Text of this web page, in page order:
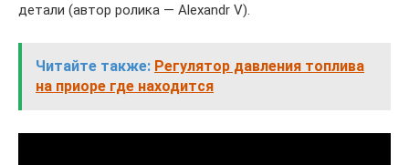
детали (автор ролика — Alexandr V).
Читайте также: Регулятор давления топлива
на приоре где находится